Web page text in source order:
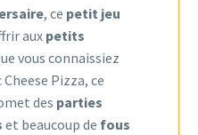
, ce petit jeu
aux petits
vous connaissiez
Pizza, ce
des parties
et beaucoup de fous